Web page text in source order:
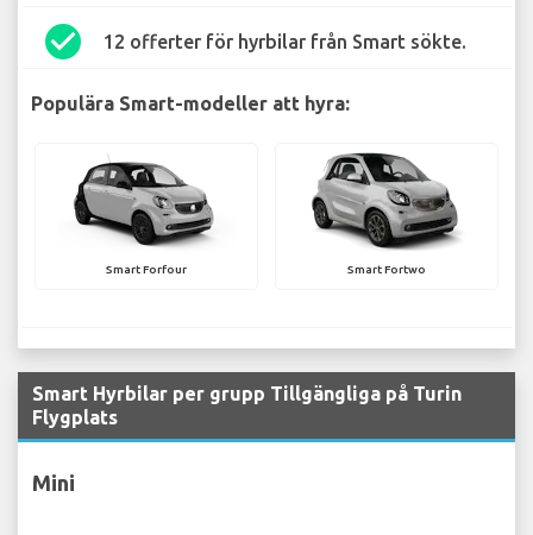
check_circle 12 offerter för hyrbilar från Smart sökte.
Populära Smart-modeller att hyra:
Smart Forfour Smart Fortwo
Smart Hyrbilar per grupp Tillgängliga på Turin
Flygplats
Mini